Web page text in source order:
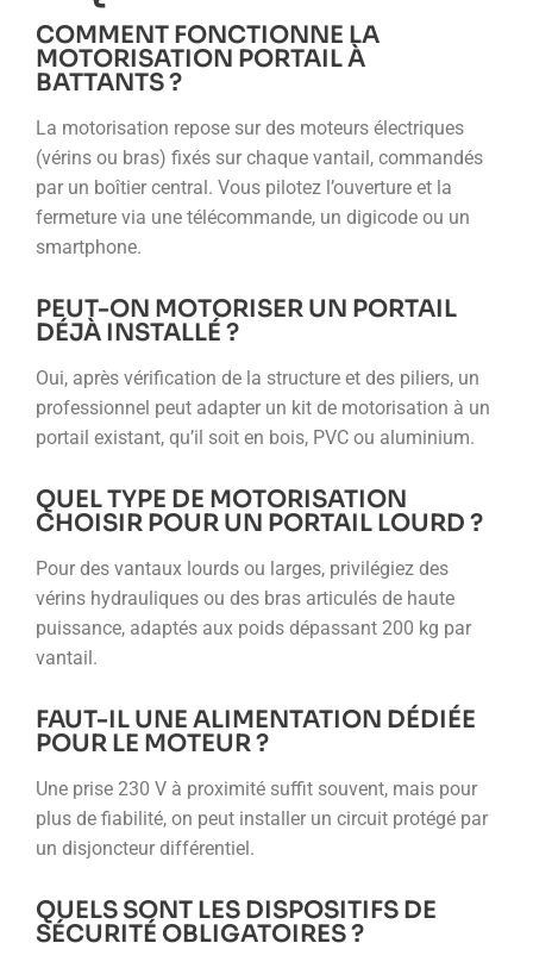
COMMENT FONCTIONNE LA
MOTORISATION PORTAIL À
BATTANTS ?
La motorisation repose sur des moteurs électriques
(vérins ou bras) fixés sur chaque vantail, commandés
par un boîtier central. Vous pilotez l’ouverture et la
fermeture via une télécommande, un digicode ou un
smartphone.
PEUT-ON MOTORISER UN PORTAIL
DÉJÀ INSTALLÉ ?
Oui, après vérification de la structure et des piliers, un
professionnel peut adapter un kit de motorisation à un
portail existant, qu’il soit en bois, PVC ou aluminium.
QUEL TYPE DE MOTORISATION
CHOISIR POUR UN PORTAIL LOURD ?
Pour des vantaux lourds ou larges, privilégiez des
vérins hydrauliques ou des bras articulés de haute
puissance, adaptés aux poids dépassant 200 kg par
vantail.
FAUT-IL UNE ALIMENTATION DÉDIÉE
POUR LE MOTEUR ?
Une prise 230 V à proximité suffit souvent, mais pour
plus de fiabilité, on peut installer un circuit protégé par
un disjoncteur différentiel.
QUELS SONT LES DISPOSITIFS DE
SÉCURITÉ OBLIGATOIRES ?